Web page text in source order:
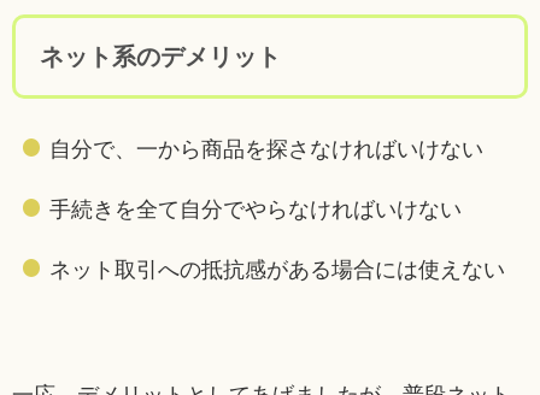
ネット系のデメリット
自分で、一から商品を探さなければいけない
手続きを全て自分でやらなければいけない
ネット取引への抵抗感がある場合には使えない